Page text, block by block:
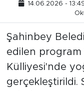
14.06.2026 -
Şahinbey
edilen program
Külliyesi'nde
gerçekleştirildi.